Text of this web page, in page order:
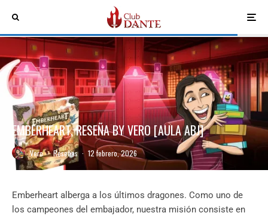
EMBERHEART, RESEÑA BY VERO [AULA ABJ]
Vero · Reseñas · 12 febrero, 2026
Emberheart alberga a los últimos dragones. Como uno de
los campeones del embajador, nuestra misión consiste en